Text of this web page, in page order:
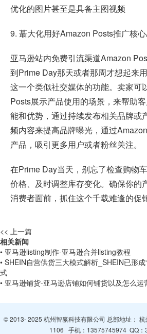
优化的图片甚至是具备主图视频
9. 蕞大化用好Amazon Posts推广核
亚马逊站内免费引流渠道Amazon
到Prime Day那天或者那周才想起来
这一个类似社交媒体的功能。卖家可
Posts展示产品使用的场景，来帮助
能和优势，通过持续发布相关品牌或
频内容来提高品牌曝光，通过
产品，吸引更多用户或者粉丝关注。
在Prime Day当天，别忘了检查购物
价格、及时调整库存变化。确保你的
消费者面前，抓住这个千载难逢的促
<< 上一篇
相关新闻
• 亚马逊listing制作-亚马逊合并listing教程
• SHEIN自营供货三大模式解析_SHEIN已形
式
• 亚马逊铺货-亚马逊店铺如何铺货以及怎么运
© 2013- 2025 杭州智赢科技有限公司 总部地址：
1106 手机： 13575745974 QQ：